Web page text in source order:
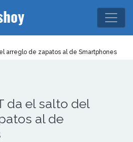
arreglo de zapatos al de Smartphones
da el salto del
al de